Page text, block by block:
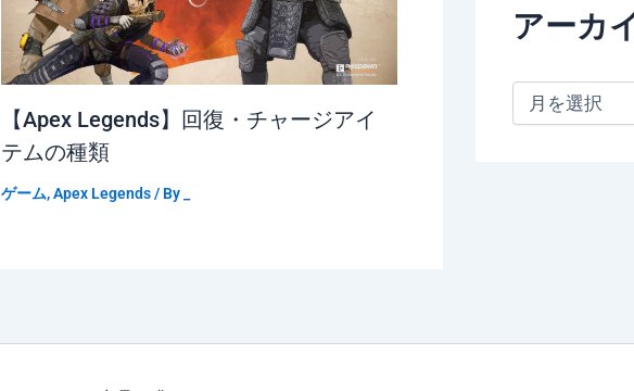
【Apex Legends】回復・チャージアイ
テムの種類
ゲーム,Apex Legends/ By
アーカ